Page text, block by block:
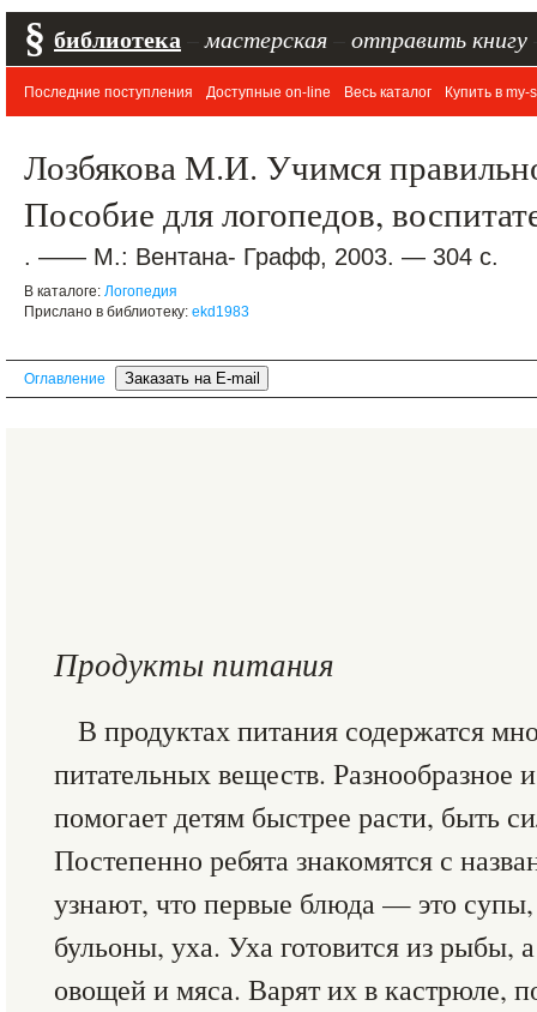
§ библиотека мастерская отправить книгу
Последние поступления Доступные on-line Весь каталог Купить в my-
Лозбякова М.И. Учимся
Пособие для логопедов,
. —— М.: Вентана- Графф, 2003. — 304 с.
В каталоге: Логопедия
Прислано в библиотеку: ekd1983
Оглавление
Продукты питания
В продуктах питания содержатся
питательных веществ. Разнообразное
помогает детям быстрее расти, быть
Постепенно ребята знакомятся с
узнают, что первые блюда — это
бульоны, уха. Уха готовится из
овощей и мяса. Варят их в кастрюле,